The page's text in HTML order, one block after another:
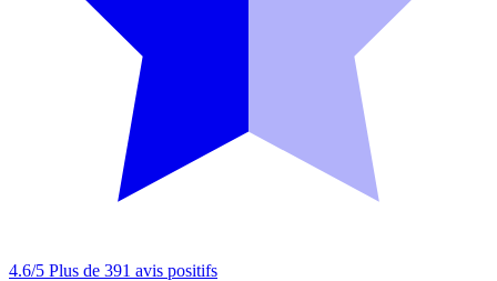
4.6/5 Plus de 391 avis positifs